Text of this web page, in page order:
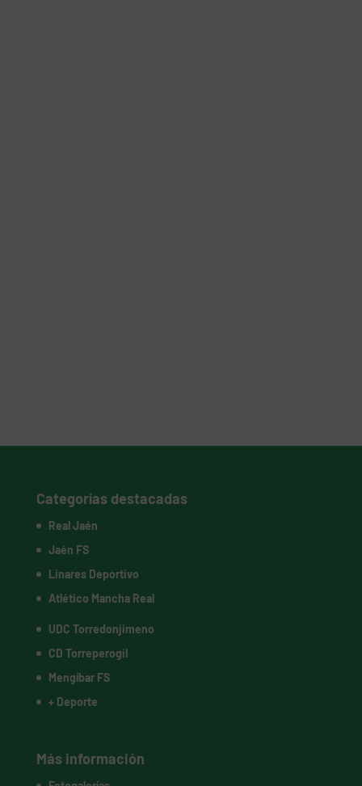
Categorías destacadas
Real Jaén
Jaén FS
Linares Deportivo
Atlético Mancha Real
UDC Torredonjimeno
CD Torreperogil
Mengíbar FS
+ Deporte
Más información